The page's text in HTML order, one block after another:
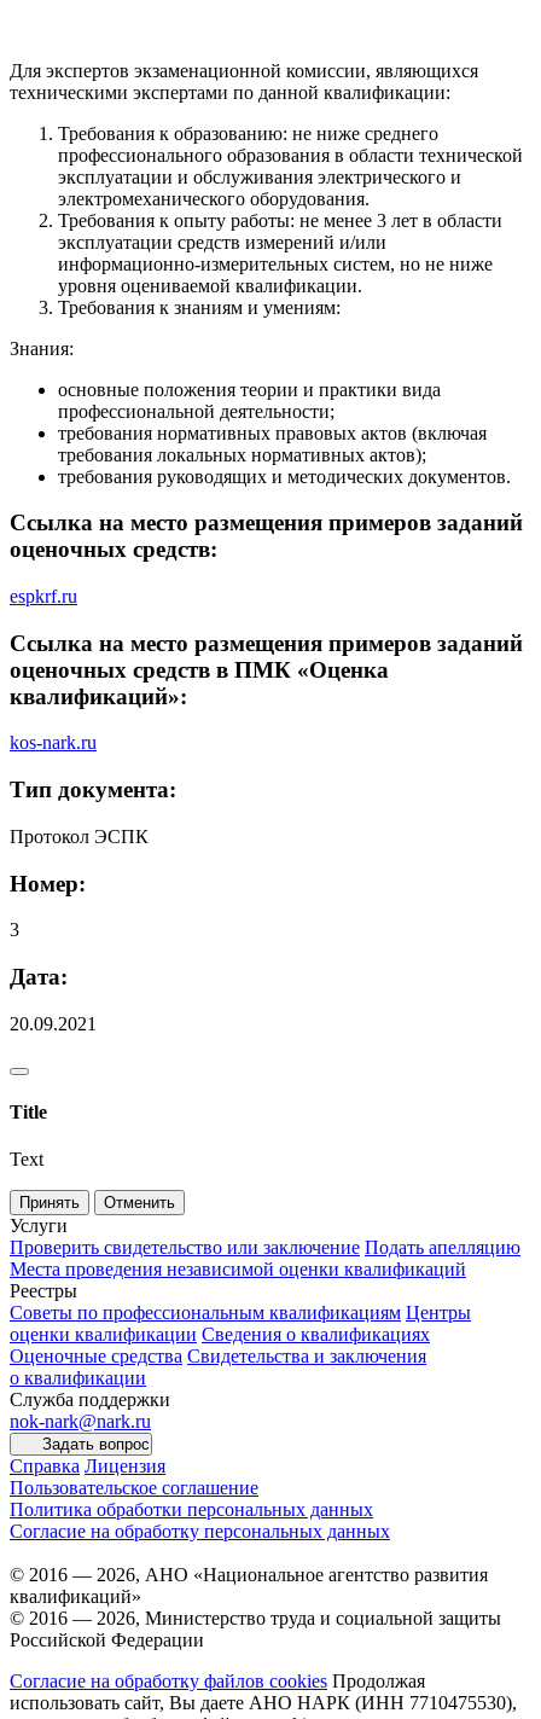
Для экспертов экзаменационной комиссии, являющихся
техническими экспертами по данной квалификации:
Требования к образованию: не ниже среднего
профессионального образования в области технической
эксплуатации и обслуживания электрического и
электромеханического оборудования.
Требования к опыту работы: не менее 3 лет в области
эксплуатации средств измерений и/или
информационно-измерительных систем, но не ниже
уровня оцениваемой квалификации.
Требования к знаниям и умениям:
Знания:
основные положения теории и практики вида
профессиональной деятельности;
требования нормативных правовых актов (включая
требования локальных нормативных актов);
требования руководящих и методических документов.
Ссылка на место размещения примеров заданий
оценочных средств:
espkrf.ru
Ссылка на место размещения примеров заданий
оценочных средств в ПМК «Оценка
квалификаций»:
kos-nark.ru
Тип документа:
Протокол ЭСПК
Номер:
3
Дата:
20.09.2021
Title
Text
Принять Отменить
Услуги
Проверить свидетельство или заключение Подать апелляцию
Места проведения независимой оценки квалификаций
Реестры
Советы по профессиональным квалификациям Центры
оценки квалификации Сведения о квалификациях
Оценочные средства Свидетельства и заключения
о квалификации
Служба поддержки
nok-nark@nark.ru
Задать вопрос
Справка Лицензия
Пользовательское соглашение
Политика обработки персональных данных
Согласие на обработку персональных данных
© 2016 — 2026, АНО «Национальное агентство развития
квалификаций»
© 2016 — 2026, Министерство труда и социальной защиты
Российской Федерации
Согласие на обработку файлов cookies Продолжая
использовать сайт, Вы даете АНО НАРК (ИНН 7710475530),